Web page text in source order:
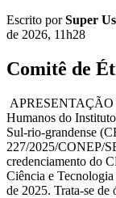
Escrito porSuper
de 2026, 11h28
Comitê de
APRESENTAÇÃO
Humanos do
Sul-rio-grandense
227/2025/CONEP/
credenciamento do
Ciência e
de 2025. Trata-se de